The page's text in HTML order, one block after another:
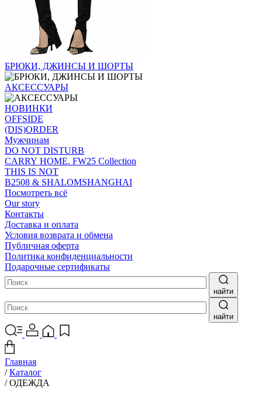
БРЮКИ, ДЖИНСЫ И ШОРТЫ
АКСЕССУАРЫ
НОВИНКИ
OFFSIDE
(DIS)ORDER
Мужчинам
DO NOT DISTURB
CARRY HOME. FW25 Collection
THIS IS NOT
B2508 & SHALOMSHANGHAI
Посмотреть всё
Our story
Контакты
Доставка и оплата
Условия возврата и обмена
Публичная оферта
Политика конфиденциальности
Подарочные сертификаты
найти
найти
Главная
/ Каталог
/ ОДЕЖДА